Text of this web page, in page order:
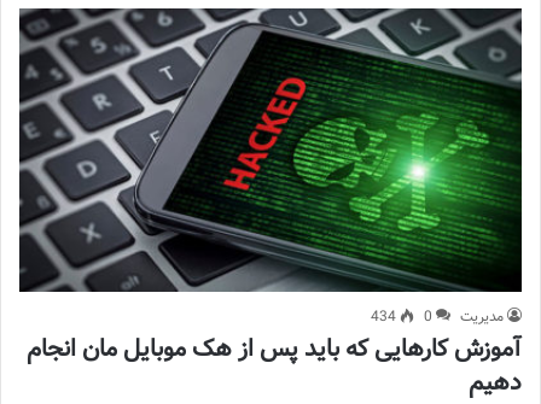
مدیریت 0
434
آموزش کارهایی که باید پس از هک موبایل مان انجام
دهیم